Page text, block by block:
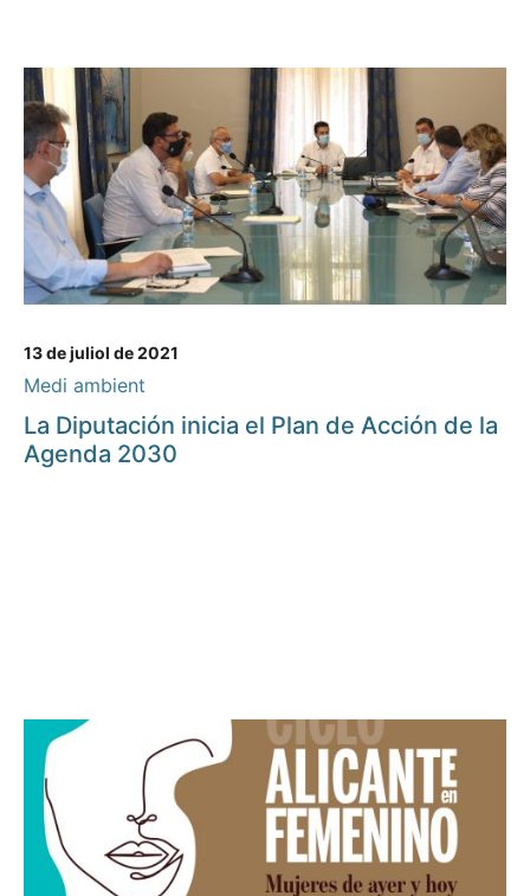
13 de juliol de 2021
Medi ambient
La Diputación inicia el Plan de Acción de la
Agenda 2030